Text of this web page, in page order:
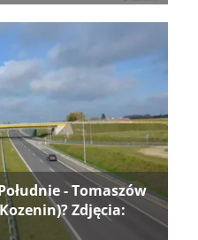
- Tomaszów
Zdjęcia: